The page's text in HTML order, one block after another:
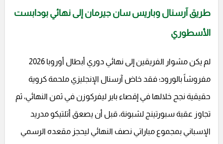
طريق آرسنال وباريس سان جيرمان إلى نهائي بودابست
الأسطوري
لم يكن مشوار الفريقين إلى نهائي دوري أبطال أوروبا 2026
مفروشاً بالورود؛ فقد خاض آرسنال الإنجليزي ملحمة كروية
حقيقية نجح خلالها في إقصاء باير ليفركوزن في ثمن النهائي، ثم
تجاوز عقبة سبورتينج لشبونة، قبل أن يصعق أتلتيكو مدريد
الإسباني بمجموع مباراتي نصف النهائي ليحجز مقعده الرسمي